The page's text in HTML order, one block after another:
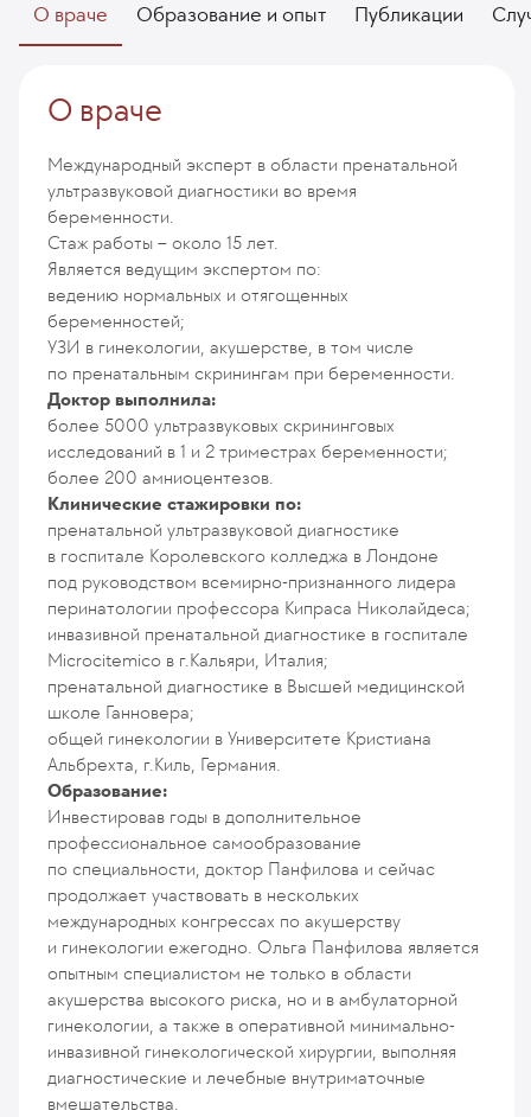
О враче Образование и опыт Публикации
О враче
Международный эксперт в области пренатальной
ультразвуковой диагностики во время
беременности.
Стаж работы – около 15 лет.
Является ведущим экспертом по:
ведению нормальных и отягощенных
беременностей;
УЗИ в гинекологии, акушерстве, в том числе
по пренатальным скринингам при беременности.
Доктор выполнила:
более 5000 ультразвуковых скрининговых
исследований в 1 и 2 триместрах беременности;
более 200 амниоцентезов.
Клинические стажировки по:
пренатальной ультразвуковой диагностике
в госпитале Королевского колледжа в Лондоне
под руководством всемирно-признанного лидера
перинатологии профессора Кипраса Николайдеса;
инвазивной пренатальной диагностике в госпитале
Microcitemico в г.Кальяри, Италия;
пренатальной диагностике в Высшей медицинской
школе Ганновера;
общей гинекологии в Университете Кристиана
Альбрехта, г.Киль, Германия.
Образование:
Инвестировав годы в дополнительное
профессиональное самообразование
по специальности, доктор Панфилова и сейчас
продолжает участвовать в нескольких
международных конгрессах по акушерству
и гинекологии ежегодно. Ольга Панфилова является
опытным специалистом не только в области
акушерства высокого риска, но и в амбулаторной
гинекологии, а также в оперативной минимально-
инвазивной гинекологической хирургии, выполняя
диагностические и лечебные внутриматочные
вмешательства.